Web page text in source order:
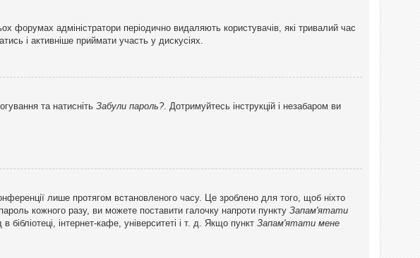
форумах адміністратори періодично видаляють користувачів, які тривалий час
і активніше приймати участь у дискусіях.
та натисніть Забули пароль?. Дотримуйтесь інструкцій і незабаром ви
лише протягом встановленого часу. Це зроблено для того, щоб ніхто
кожного разу, ви можете поставити галочку напроти пункту Запам'ятати
інтернет-кафе, університеті і т. д. Якщо пункт Запам'ятати мене